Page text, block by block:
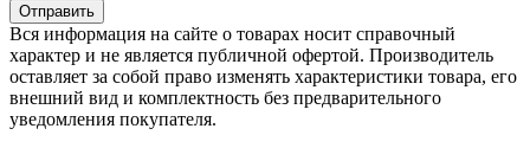
Вся информация на сайте о товарах носит справочный
характер и не является публичной офертой. Производитель
оставляет за собой право изменять характеристики товара, его
внешний вид и комплектность без предварительного
уведомления покупателя.